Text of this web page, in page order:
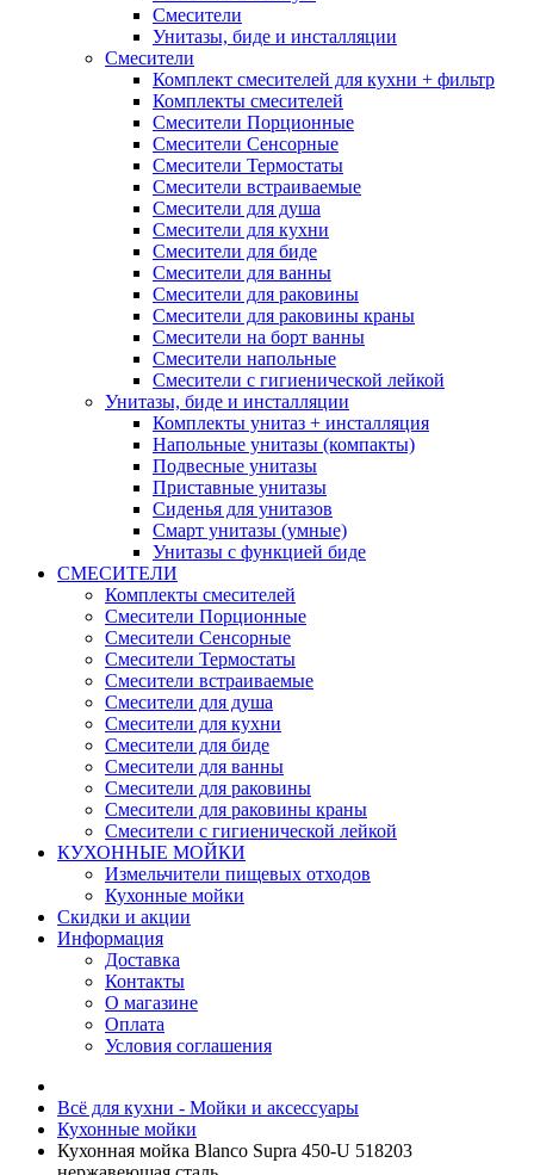
Смесители
Унитазы, биде и инсталляции
Смесители
Комплект смесителей для кухни + фильтр
Комплекты смесителей
Смесители Порционные
Смесители Сенсорные
Смесители Термостаты
Смесители встраиваемые
Смесители для душа
Смесители для кухни
Смесители для биде
Смесители для ванны
Смесители для раковины
Смесители для раковины краны
Смесители на борт ванны
Смесители напольные
Смесители с гигиенической лейкой
Унитазы, биде и инсталляции
Комплекты унитаз + инсталляция
Напольные унитазы (компакты)
Подвесные унитазы
Приставные унитазы
Сиденья для унитазов
Смарт унитазы (умные)
Унитазы с функцией биде
СМЕСИТЕЛИ
Комплекты смесителей
Смесители Порционные
Смесители Сенсорные
Смесители Термостаты
Смесители встраиваемые
Смесители для душа
Смесители для кухни
Смесители для биде
Смесители для ванны
Смесители для раковины
Смесители для раковины краны
Смесители с гигиенической лейкой
КУХОННЫЕ МОЙКИ
Измельчители пищевых отходов
Кухонные мойки
Скидки и акции
Информация
Доставка
Контакты
О магазине
Оплата
Условия соглашения
Всё для кухни - Мойки и аксессуары
Кухонные мойки
Кухонная мойка Blanco Supra 450-U 518203